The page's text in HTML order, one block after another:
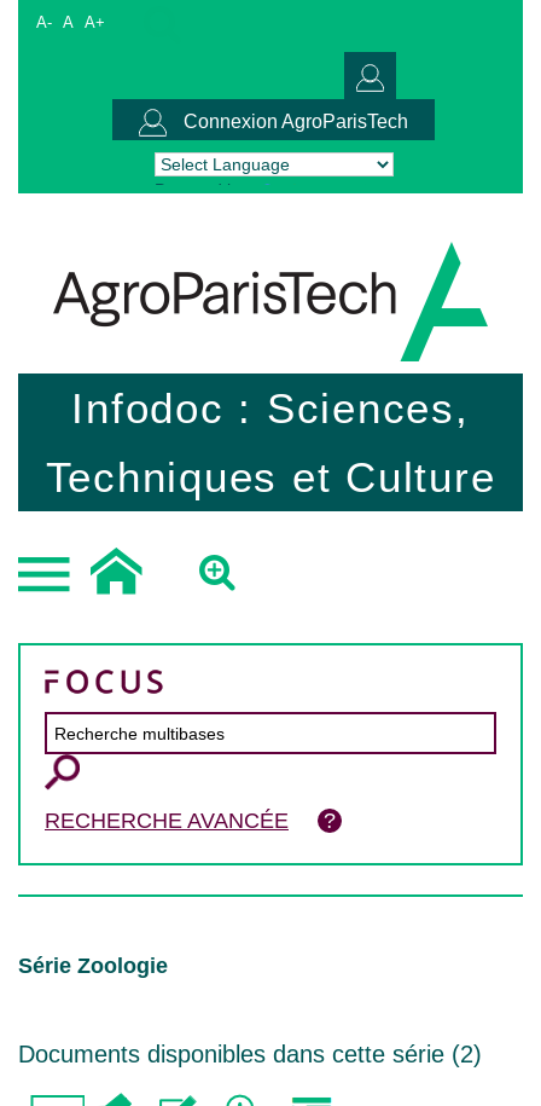
A- A A+
Connexion AgroParisTech
Powered by Translate
Infodoc : Sciences,
Techniques et Culture
RECHERCHE AVANCÉE
Série Zoologie
Documents disponibles dans cette série (2)